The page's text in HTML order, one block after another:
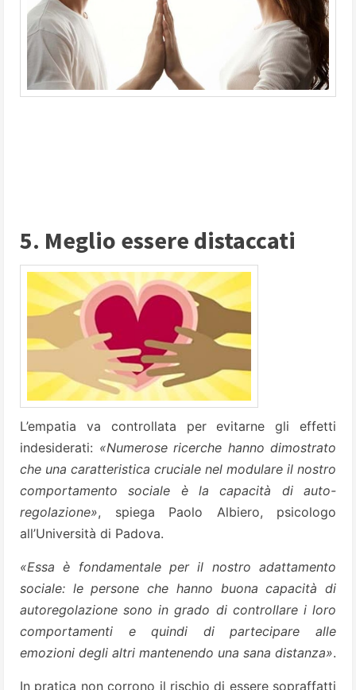
5. Meglio essere distaccati
L’empatia va controllata per evitarne gli effetti
indesiderati: «Numerose ricerche hanno dimostrato
che una caratteristica cruciale nel modulare il nostro
comportamento sociale è la capacità di auto-
regolazione», spiega Paolo Albiero, psicologo
all’Università di Padova.
«Essa è fondamentale per il nostro adattamento
sociale: le persone che hanno buona capacità di
autoregolazione sono in grado di controllare i loro
comportamenti e quindi di partecipare alle
emozioni degli altri mantenendo una sana distanza».
In pratica non corrono il rischio di essere sopraffatti